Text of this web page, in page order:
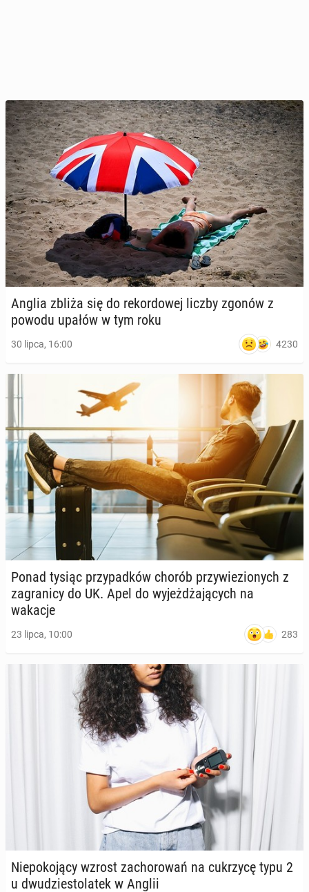
Anglia zbliża się do re­kor­do­wej liczby zgonów z
powodu upałów w tym roku
30 lipca, 16:00 4230
Ponad tysiąc przy­pad­ków chorób przy­wie­zio­nych z
za­gra­ni­cy do UK. Apel do wy­jeż­dża­ją­cych na
wakacje
23 lipca, 10:00 283
Nie­po­ko­ją­cy wzrost za­cho­ro­wań na cu­krzy­cę typu 2
u dwu­dzie­sto­la­tek w Anglii